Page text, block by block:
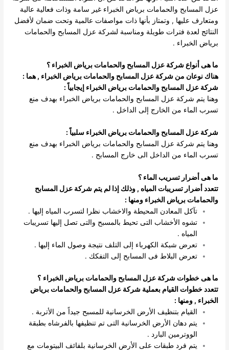
عزل المسابح والحمامات برياض الخبراء غير سامة وذات فعالية عالية
ومتعارف عليها , وتمتاز بأنها ذات مواصفات عالمية وتحت ضمان لأفضل
النتائج لعدة فترات طويلة ومناسبة لشركة عزل المسابح والحمامات
برياض الخبراء .
ما هى أنواع شركة عزل المسابح والحمامات برياض الخبراء ؟
هناك نوعان من شركة عزل المسابح والحمامات برياض الخبراء , هما :
شركة عزل المسابح والحمامات برياض الخبراء إيجابياً :
وهنا يتم شركة عزل المسابح والحمامات برياض الخبراء بهدف منع
تسرب الماء من الخارج إلى الداخل .
شركة عزل المسابح والحمامات برياض الخبراء سلبياً :
وهنا يتم شركة عزل المسابح والحمامات برياض الخبراء بهدف منع
تسرب الماء من الداخل الى خارج المسابح .
ما هى أضرار تسريب الماء ؟
تتعدد أضرار تسريبات المياه , وذلك إذا لم يتم شركة عزل المسابح
والحمامات برياض الخبراء ومنها :
تآكل المعادن المحيطة والاخشاب نظرا لتسرب المياه إليها .
تشوه الأخشاب التى تحيط بالمسبح والتى تصل إليها تسريبات
المياه .
تعرض شبكة الكهرباء إلى التلف نتيجة وصول الماء إليها .
تعرض البلاط فى المسابح إلى التفكك .
ما هى خطوات شركة عزل المسابح والحمامات برياض الخبراء ؟
تتعدد خطوات القيام بعملية شركة عزل المسابح والحمامات برياض
الخبراء , ومنها :
القيام بتنظيف الأرض الخرسانية للمسبح جيداً من الأتربة .
يتم دهان الأرض الخرسانية التى تم تنظيفها بالفرشاه بطبقة
الووترمين البارد .
يتم فرد طبقات على الأرض الخرسانية بلفائف البيتومات مع